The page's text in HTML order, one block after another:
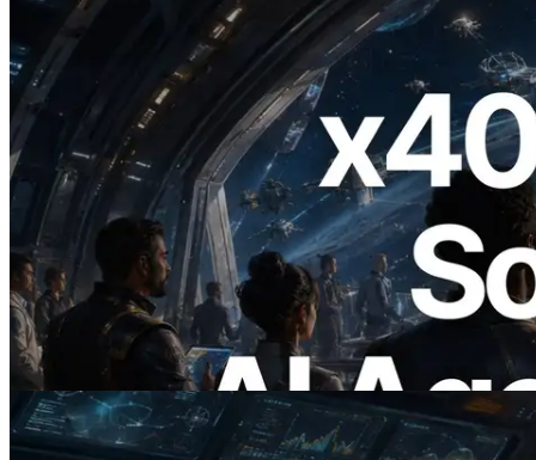
2026.07.04
ERPC Meluncurkan Solana RPC
Berbasis x402 — Era AI Agent
Membayar API yang Dibutuhkan Secara
On Demand
Baca artikel ini